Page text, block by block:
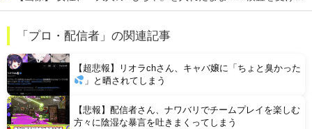
【恐怖】 東名高速で結婚式の衣装合わせに向かっていた夫婦の車に何度も何度も追突した60歳の男がヤバすぎる…こんなのに遭遇したらどうすればいいの？
「プロ・配信者」の関連記事
【超悲報】リオラchさん、キャバ嬢に「ちょと臭かった
」と晒されてしまう
【悲報】配信者さん、ナワバリでチームプレイを楽しむ
方々に陰湿な暴言を吐きまくってしまう